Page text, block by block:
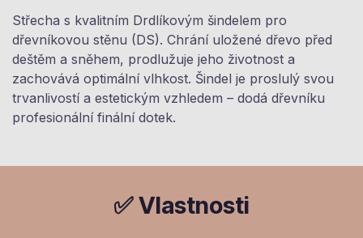
Střecha s kvalitním Drdlíkovým šindelem pro
dřevníkovou stěnu (DS). Chrání uložené dřevo před
deštěm a sněhem, prodlužuje jeho životnost a
zachovává optimální vlhkost. Šindel je proslulý svou
trvanlivostí a estetickým vzhledem – dodá dřevníku
profesionální finální dotek.
✅ Vlastnosti